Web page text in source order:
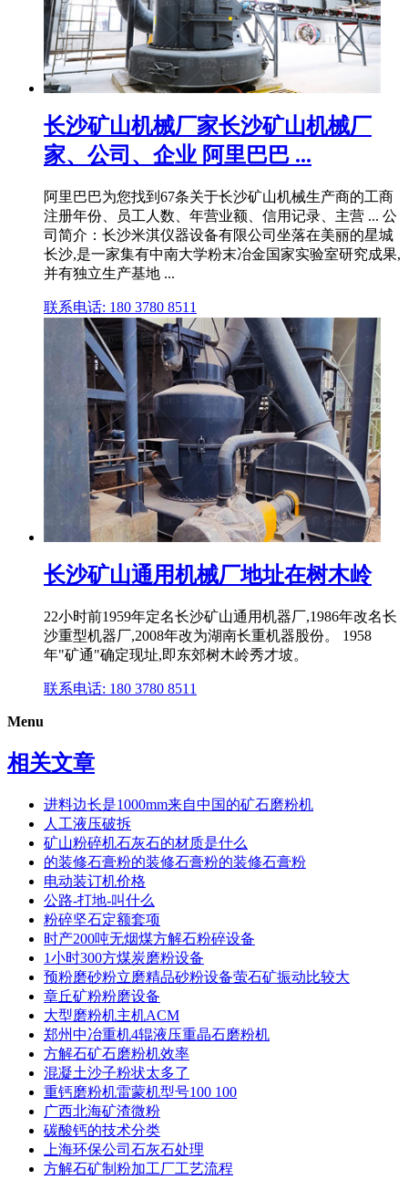
长沙矿山机械厂家长沙矿山机械厂
家、公司、企业 阿里巴巴 ...
阿里巴巴为您找到67条关于长沙矿山机械生产商的工商
注册年份、员工人数、年营业额、信用记录、主营 ... 公
司简介：长沙米淇仪器设备有限公司坐落在美丽的星城
长沙,是一家集有中南大学粉末冶金国家实验室研究成果,
并有独立生产基地 ...
联系电话: 180 3780 8511
长沙矿山通用机械厂地址在树木岭
22小时前1959年定名长沙矿山通用机器厂,1986年改名长
沙重型机器厂,2008年改为湖南长重机器股份。 1958
年"矿通"确定现址,即东郊树木岭秀才坡。
联系电话: 180 3780 8511
Menu
相关文章
进料边长是1000mm来自中国的矿石磨粉机
人工液压破拆
矿山粉碎机石灰石的材质是什么
的装修石膏粉的装修石膏粉的装修石膏粉
电动装订机价格
公路-打地-叫什么
粉碎坚石定额套项
时产200吨无烟煤方解石粉碎设备
1小时300方煤炭磨粉设备
预粉磨砂粉立磨精品砂粉设备萤石矿振动比较大
章丘矿粉粉磨设备
大型磨粉机主机ACM
郑州中冶重机4辊液压重晶石磨粉机
方解石矿石磨粉机效率
混凝土沙子粉状太多了
重钙磨粉机雷蒙机型号100 100
广西北海矿渣微粉
碳酸钙的技术分类
上海环保公司石灰石处理
方解石矿制粉加工厂工艺流程